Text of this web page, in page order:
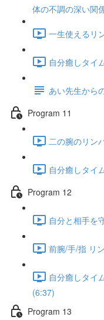
体の不調の深い関
一生使えるリ
自分癒しタイ
あい先生から
Program 11
二の腕のリン
自分癒しタイ
Program 12
自分と相手を
前腕/手/指 リ
自分癒しタイ
(6:37)
Program 13